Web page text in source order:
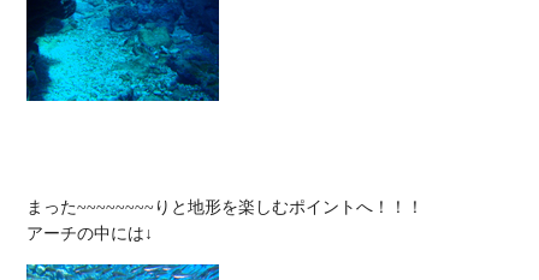
まった~~~~~~~~りと地形を楽しむポイントへ！！！